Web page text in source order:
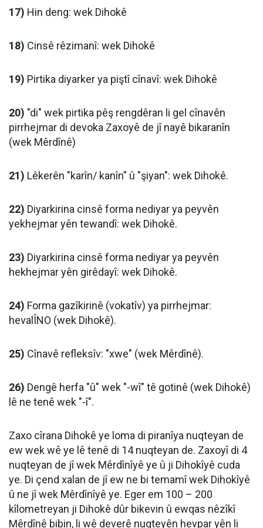
17) Hin deng: wek Dihokê
18) Cinsê rêzimanî: wek Dihokê
19) Pirtika diyarker ya piştî cînavî: wek Dihokê
20) "di" wek pirtika pêş rengdêran li gel cînavên
pirrhejmar di devoka Zaxoyê de jî nayê bikaranîn
(wek Mêrdînê)
21) Lêkerên "karîn/ kanîn" û "şiyan": wek Dihokê.
22) Diyarkirina cinsê forma nediyar ya peyvên
yekhejmar yên tewandî: wek Dihokê.
23) Diyarkirina cinsê forma nediyar ya peyvên
hekhejmar yên girêdayî: wek Dihokê.
24) Forma gazîkirinê (vokatîv) ya pirrhejmar:
hevalÎNO (wek Dihokê).
25) Cînavê refleksîv: "xwe" (wek Mêrdînê).
26) Dengê herfa "û" wek "-wî" tê gotinê (wek Dihokê)
lê ne tenê wek "-î".
Zaxo cîrana Dihokê ye loma di piranîya nuqteyan de
ew wek wê ye lê tenê di 14 nuqteyan de. Zaxoyî di 4
nuqteyan de jî wek Mêrdînîyê ye û ji Dihokîyê cuda
ye. Di çend xalan de jî ew ne bi temamî wek Dihokîyê
û ne jî wek Mêrdînîyê ye. Eger em 100 – 200
kîlometreyan ji Dihokê dûr bikevin û ewqas nêzîkî
Mêrdînê bibin, li wê deverê nuqteyên hevpar yên li